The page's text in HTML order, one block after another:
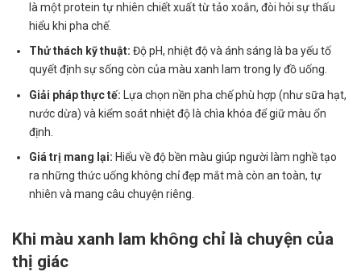
là một protein tự nhiên chiết xuất từ tảo xoắn, đòi hỏi sự thấu
hiểu khi pha chế.
Thử thách kỹ thuật: Độ pH, nhiệt độ và ánh sáng là ba yếu tố
quyết định sự sống còn của màu xanh lam trong ly đồ uống.
Giải pháp thực tế: Lựa chọn nền pha chế phù hợp (như sữa hạt,
nước dừa) và kiểm soát nhiệt độ là chìa khóa để giữ màu ổn
định.
Giá trị mang lại: Hiểu về độ bền màu giúp người làm nghề tạo
ra những thức uống không chỉ đẹp mắt mà còn an toàn, tự
nhiên và mang câu chuyện riêng.
Khi màu xanh lam không chỉ là chuyện của
thị giác